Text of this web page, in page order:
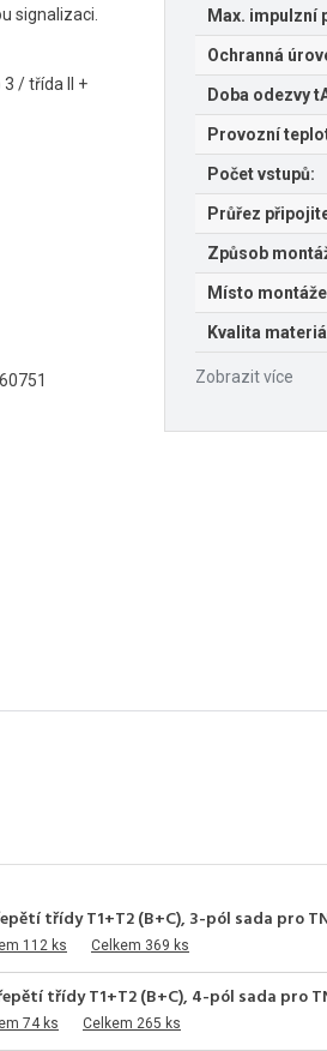
signalizaci.
3 / třída II +
Max. impulzní
Ochranná
Doba odezvy
Provozní
Počet vstupů:
Průřez
Způsob
Místo
Kvalita
Zobrazit více
třídy T1+T2 (B+C), 3-pól sada pro
112 ks Celkem 369 ks
třídy T1+T2 (B+C), 4-pól sada pro
74 ks Celkem 265 ks